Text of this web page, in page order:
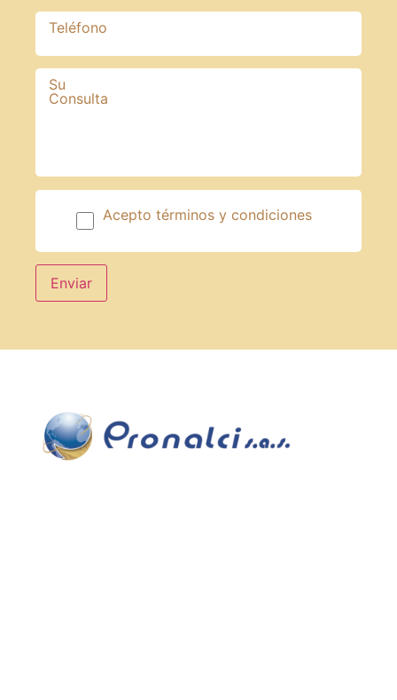
Teléfono
Su
Consulta
Acepto términos y condiciones